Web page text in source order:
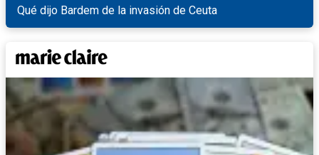
Qué dijo Bardem de la invasión de Ceuta